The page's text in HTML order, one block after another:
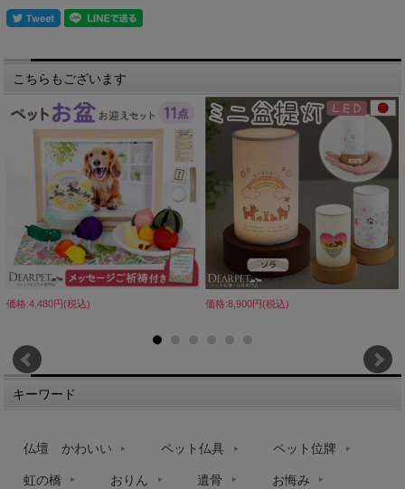
こちらもございます
価格:4,480円(税込) 価格:8,900円(税込)
キーワード
仏壇 かわいい ペット仏具 ペット位牌
虹の橋 おりん 遺骨 お悔み